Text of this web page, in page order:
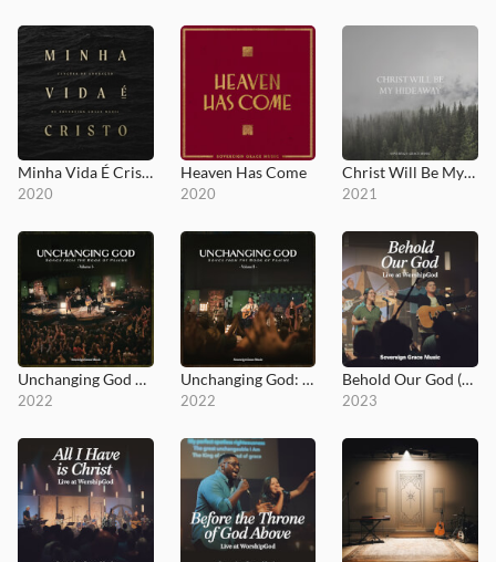
Minha Vida É Cristo
2020
Heaven Has Come
2020
Christ Will Be My Hideaway
2021
Unchanging God Vol. 1
2022
Unchanging God: Songs From the Book of Psalms, Vol. 2
2022
Behold Our God (Live at WorshipGod)
2023